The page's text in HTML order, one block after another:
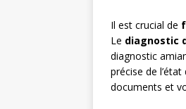
Il est crucial de
Le diagnostic
diagnostic
précise de
documents et